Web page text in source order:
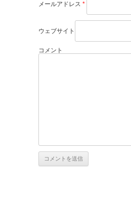
メールアドレス *
ウェブサイト
コメント